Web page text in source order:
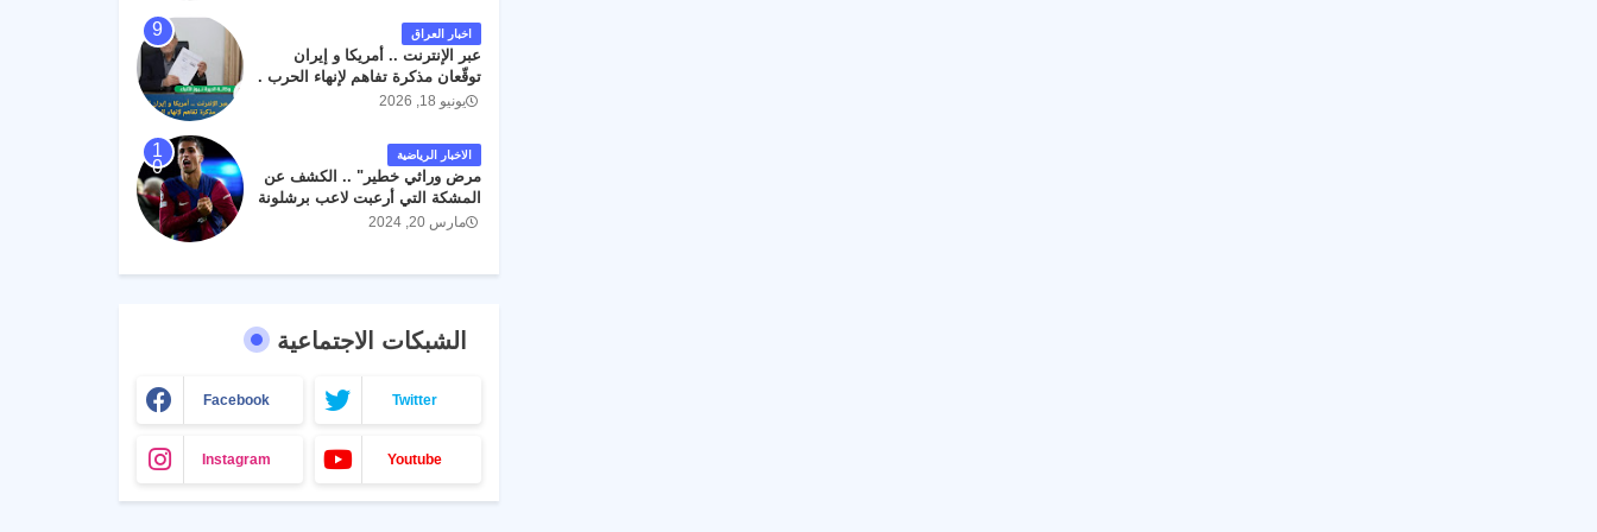
اخبار العراق
عبر الإنترنت .. أمريكا و إيران
توقّعان مذكرة تفاهم لإنهاء الحرب .
يونيو 18, 2026
الاخبار الرياضية
مرض وراثي خطير" .. الكشف عن
المشكة التي أرعبت لاعب برشلونة
جواو كانسيلو
مارس 20, 2024
الشبكات الاجتماعية
Facebook Twitter
Instagram Youtube